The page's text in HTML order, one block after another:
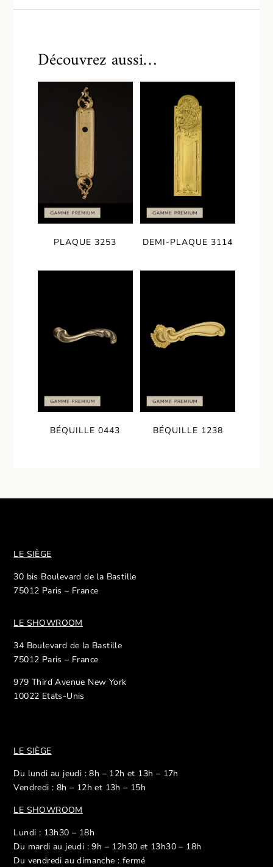
Découvrez aussi…
PLAQUE 3253 DEMI-PLAQUE 3114
BÉQUILLE 0443 BÉQUILLE 1238
LE SIÈGE
30 bis Boulevard de la Bastille
75012 Paris – France
LE SHOWROOM
34 Boulevard de la Bastille
75012 Paris – France
979 Third Avenue New York
10022 Etats-Unis
LE SIÈGE
Du lundi au jeudi : 8h – 12h et 13h – 17h
Vendredi : 8h – 12h et 13h – 15h
LE SHOWROOM
Lundi : 13h30 – 18h
Du mardi au jeudi : 9h – 12h30 et 13h30 – 18h
Du vendredi au dimanche : fermé